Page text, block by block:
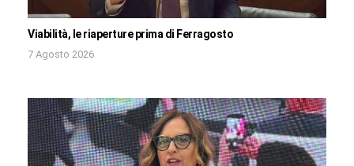
Viabilità, le riaperture prima di Ferragosto
7 Agosto 2026